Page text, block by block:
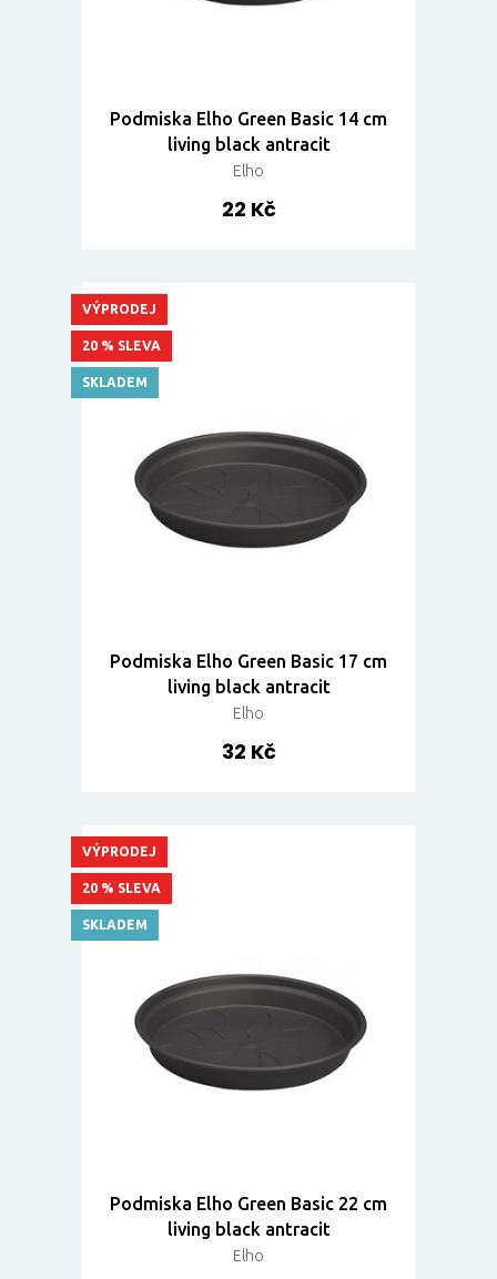
Podmiska Elho Green Basic 14 cm
living black antracit
Elho
22 Kč
Podmiska Elho Green Basic 17 cm
living black antracit
Elho
32 Kč
VÝPRODEJ
20 % SLEVA
SKLADEM
Podmiska Elho Green Basic 22 cm
living black antracit
Elho
VÝPRODEJ
20 % SLEVA
SKLADEM